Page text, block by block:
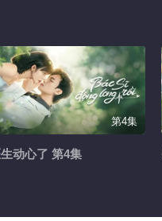
第4集
动心了 第4集